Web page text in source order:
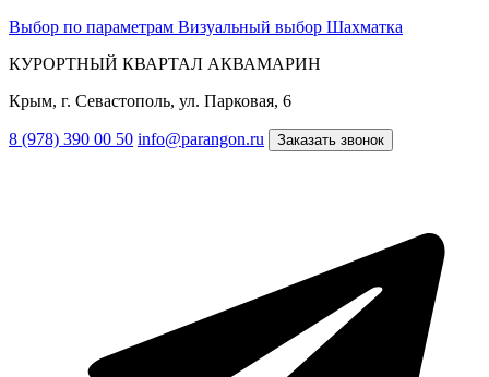
Выбор по параметрам Визуальный выбор Шахматка
КУРОРТНЫЙ КВАРТАЛ АКВАМАРИН
Крым, г. Севастополь, ул. Парковая, 6
8 (978) 390 00 50 info@parangon.ru Заказать звонок